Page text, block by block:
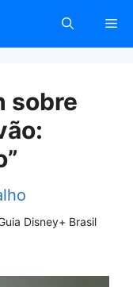
sobre
Disney+ Brasil